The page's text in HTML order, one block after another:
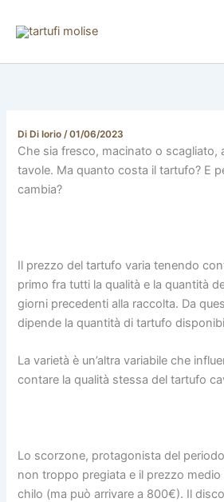
Di Di Iorio/01/06/2023
Che sia fresco, macinato o scagliato,
tavole. Ma quanto costa il tartufo? E
cambia?
Il prezzo del tartufo varia tenendo
primo fra tutti la qualità e la quantità
giorni precedenti alla raccolta. Da
dipende la quantità di tartufo
La varietà è un’altra variabile che
contare la qualità stessa del tartufo
Lo scorzone, protagonista del
non troppo pregiata e il prezzo
chilo (ma può arrivare a 800€). Il